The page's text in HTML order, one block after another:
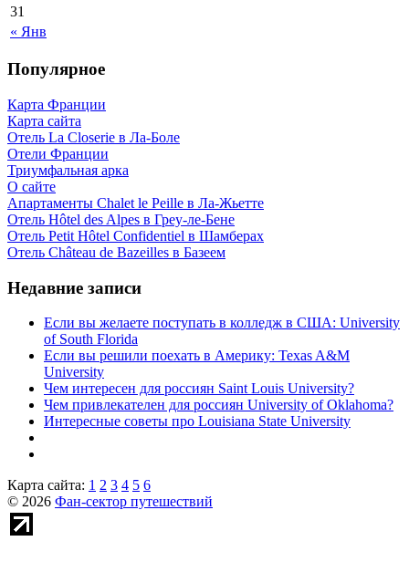
« Янв
31
Популярное
Карта Франции
Карта сайта
Отель La Closerie в Ла-Боле
Отели Франции
Триумфальная арка
О сайте
Апартаменты Chalet le Peille в Ла-Жьетте
Отель Hôtel des Alpes в Греу-ле-Бене
Отель Petit Hôtel Confidentiel в Шамберах
Отель Château de Bazeilles в Базеем
Недавние записи
Если вы желаете поступать в колледж в США: University
of South Florida
Если вы решили поехать в Америку: Texas A&M
University
Чем интересен для россиян Saint Louis University?
Чем привлекателен для россиян University of Oklahoma?
Интересные советы про Louisiana State University
Карта сайта: 1 2 3 4 5 6
© 2026 Фан-сектор путешествий